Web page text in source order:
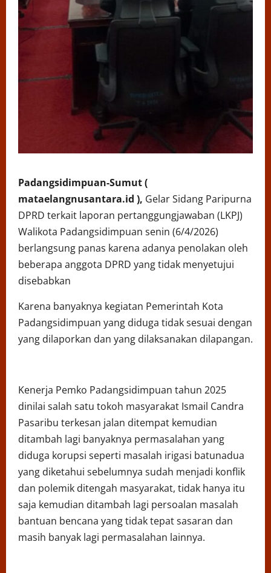
Padangsidimpuan-Sumut (
mataelangnusantara.id ), Gelar Sidang Paripurna
DPRD terkait laporan pertanggungjawaban (LKPJ)
Walikota Padangsidimpuan senin (6/4/2026)
berlangsung panas karena adanya penolakan oleh
beberapa anggota DPRD yang tidak menyetujui
disebabkan
Karena banyaknya kegiatan Pemerintah Kota
Padangsidimpuan yang diduga tidak sesuai dengan
yang dilaporkan dan yang dilaksanakan dilapangan.
Kenerja Pemko Padangsidimpuan tahun 2025
dinilai salah satu tokoh masyarakat Ismail Candra
Pasaribu terkesan jalan ditempat kemudian
ditambah lagi banyaknya permasalahan yang
diduga korupsi seperti masalah irigasi batunadua
yang diketahui sebelumnya sudah menjadi konflik
dan polemik ditengah masyarakat, tidak hanya itu
saja kemudian ditambah lagi persoalan masalah
bantuan bencana yang tidak tepat sasaran dan
masih banyak lagi permasalahan lainnya.